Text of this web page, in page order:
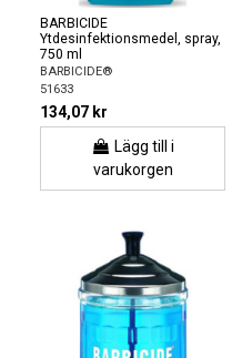
BARBICIDE
Ytdesinfektionsmedel, spray,
750 ml
BARBICIDE®
51633
134,07 kr
Lägg till i
varukorgen